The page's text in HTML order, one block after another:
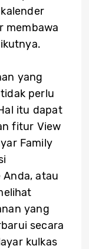
membawa
yang
perlu
itu dapat
fitur View
Family
atau
yang
secara
kulkas